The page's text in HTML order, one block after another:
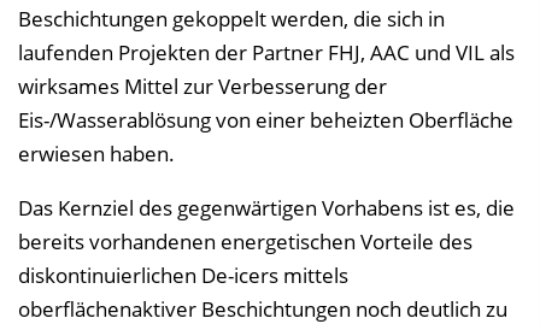
Beschichtungen gekoppelt werden, die sich in
laufenden Projekten der Partner FHJ, AAC und VIL als
wirksames Mittel zur Verbesserung der
Eis-/Wasserablösung von einer beheizten Oberfläche
erwiesen haben.
Das Kernziel des gegenwärtigen Vorhabens ist es, die
bereits vorhandenen energetischen Vorteile des
diskontinuierlichen De-icers mittels
oberflächenaktiver Beschichtungen noch deutlich zu